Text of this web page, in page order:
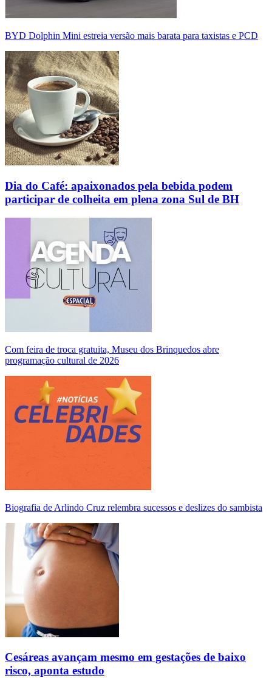
BYD Dolphin Mini estreia versão mais barata para taxistas e PCD
Dia do Café: apaixonados pela bebida podem
participar de colheita em plena zona Sul de BH
Com feira de troca gratuita, Museu dos Brinquedos abre
programação cultural de 2026
Biografia de Arlindo Cruz relembra sucessos e deslizes do sambista
Cesáreas avançam mesmo em gestações de baixo
risco, aponta estudo